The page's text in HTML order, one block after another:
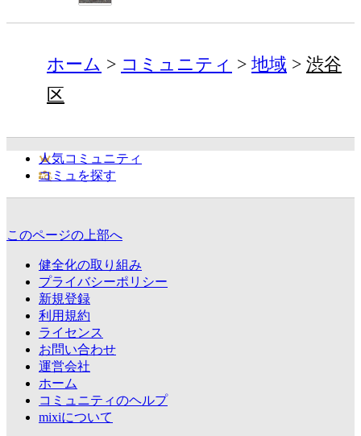
ホーム コミュニティ 地域
渋谷
区
人気コミュニティ
コミュを探す
このページの上部へ
健全化の取り組み
プライバシーポリシー
新規登録
利用規約
ライセンス
お問い合わせ
運営会社
ホーム
コミュニティのヘルプ
mixiについて